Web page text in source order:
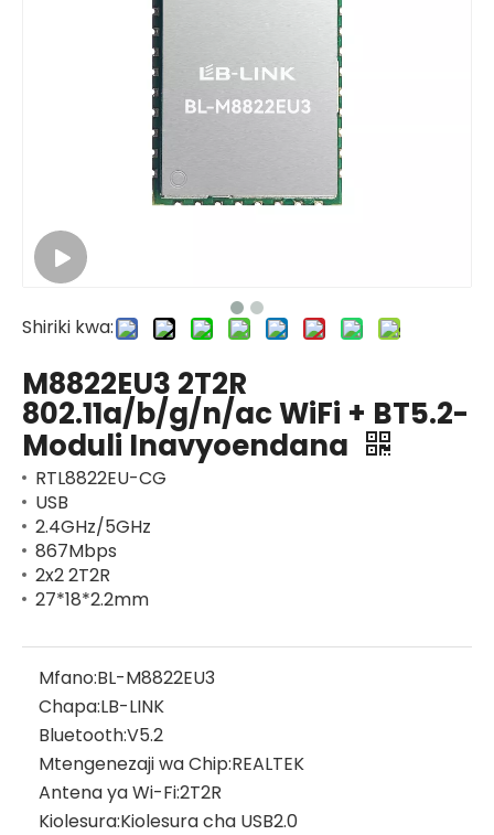
Shiriki kwa:
M8822EU3 2T2R
802.11a/b/g/n/ac WiFi + BT5.2-
Moduli Inavyoendana
RTL8822EU-CG
USB
2.4GHz/5GHz
867Mbps
2x2 2T2R
27*18*2.2mm
Mfano:BL-M8822EU3
Chapa:LB-LINK
Bluetooth:V5.2
Mtengenezaji wa Chip:REALTEK
Antena ya Wi-Fi:2T2R
Kiolesura:Kiolesura cha USB2.0